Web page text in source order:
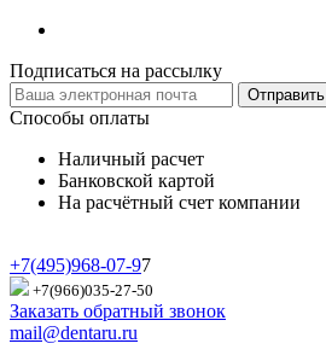
Подписаться на рассылку
Отправить
Способы оплаты
Наличный расчет
Банковской картой
На расчётный счет компании
+7(495)968-07-97
+7(966)035-27-50
Заказать обратный звонок
mail@dentaru.ru